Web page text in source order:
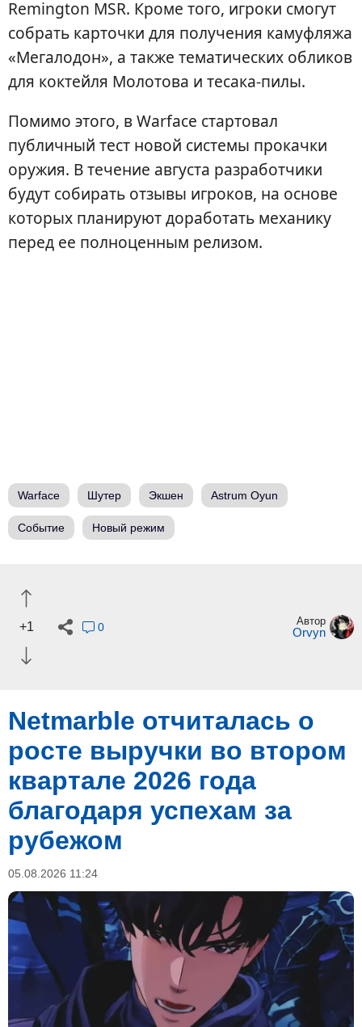
Remington MSR. Кроме того, игроки смогут
собрать карточки для получения камуфляжа
«Мегалодон», а также тематических обликов
для коктейля Молотова и тесака-пилы.
Помимо этого, в Warface стартовал
публичный тест новой системы прокачки
оружия. В течение августа разработчики
будут собирать отзывы игроков, на основе
которых планируют доработать механику
перед ее полноценным релизом.
Warface Шутер Экшен Astrum Oyun
Событие Новый режим
+1 0 Автор
Orvyn
Netmarble отчиталась о
росте выручки во втором
квартале 2026 года
благодаря успехам за
рубежом
05.08.2026 11:24